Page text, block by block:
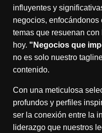
influyentes y
negocios,
temas que resuenan
hoy. "Negocios que
no es solo nuestro
contenido.
Con una meticulosa
profundos y perfiles
ser la conexión entre la
liderazgo que nuestros